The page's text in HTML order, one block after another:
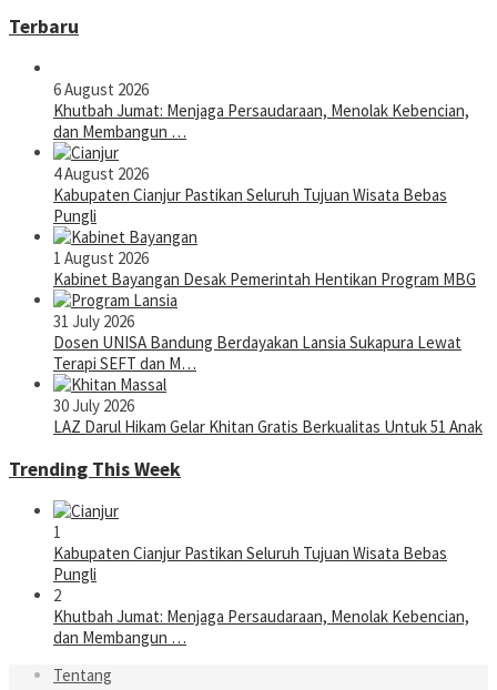
Terbaru
6 August 2026
Khutbah Jumat: Menjaga Persaudaraan, Menolak Kebencian,
dan Membangun …
4 August 2026
Kabupaten Cianjur Pastikan Seluruh Tujuan Wisata Bebas
Pungli
1 August 2026
Kabinet Bayangan Desak Pemerintah Hentikan Program MBG
31 July 2026
Dosen UNISA Bandung Berdayakan Lansia Sukapura Lewat
Terapi SEFT dan M…
30 July 2026
LAZ Darul Hikam Gelar Khitan Gratis Berkualitas Untuk 51 Anak
Trending This Week
1
Kabupaten Cianjur Pastikan Seluruh Tujuan Wisata Bebas
Pungli
2
Khutbah Jumat: Menjaga Persaudaraan, Menolak Kebencian,
dan Membangun …
Tentang